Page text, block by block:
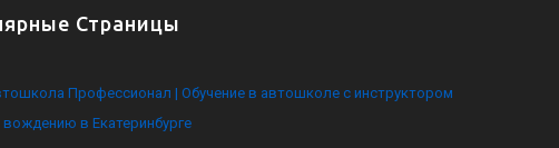
Страницы
Профессионал | Обучение в автошколе с инструктором
вождению в Екатеринбурге